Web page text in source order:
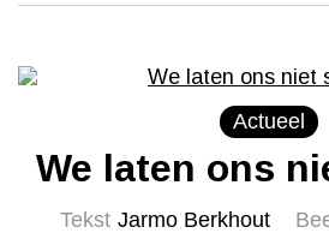
Actueel
We laten ons
Tekst Jarmo Berkhout